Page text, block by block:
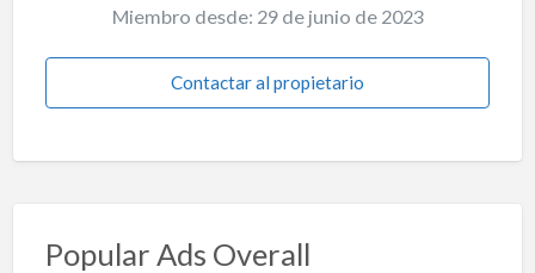
Miembro desde: 29 de junio de 2023
Contactar al propietario
Popular Ads Overall